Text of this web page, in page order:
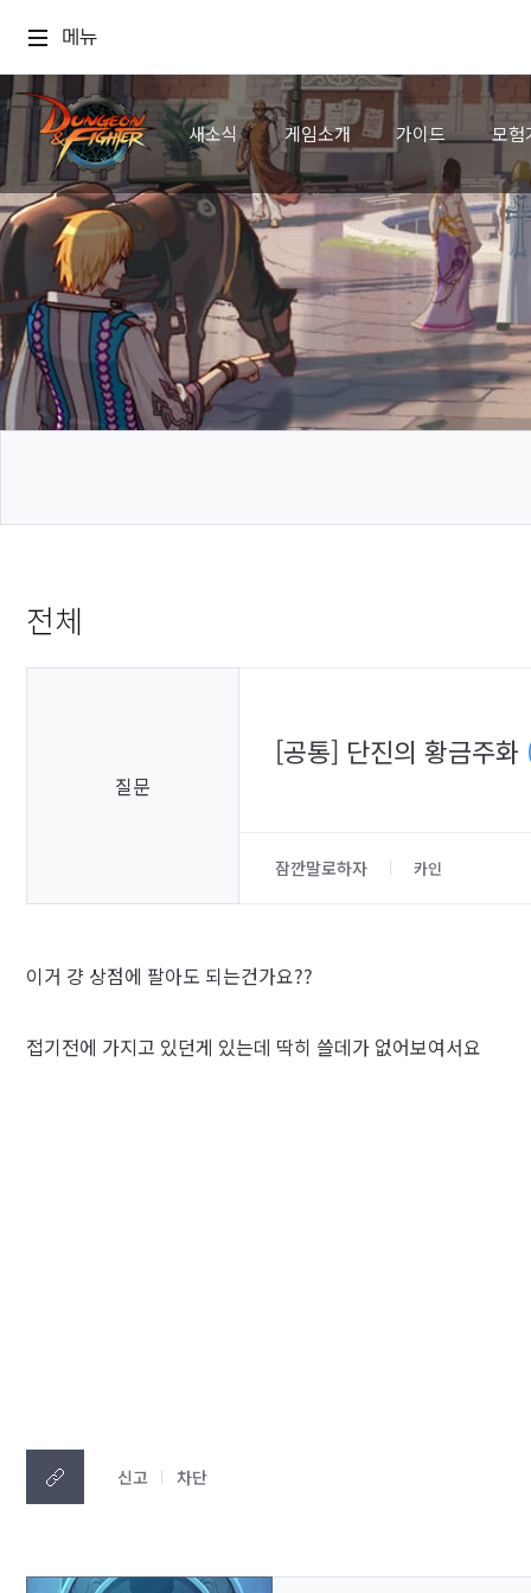
메뉴
새소식 게임소개 가이드 모험
전체
질문
[공통] 단진의 황금주화
잠깐말로하자 카인
이거 걍 상점에 팔아도 되는건가요??
접기전에 가지고 있던게 있는데 딱히 쓸데가 없어보여서요
신고 차단